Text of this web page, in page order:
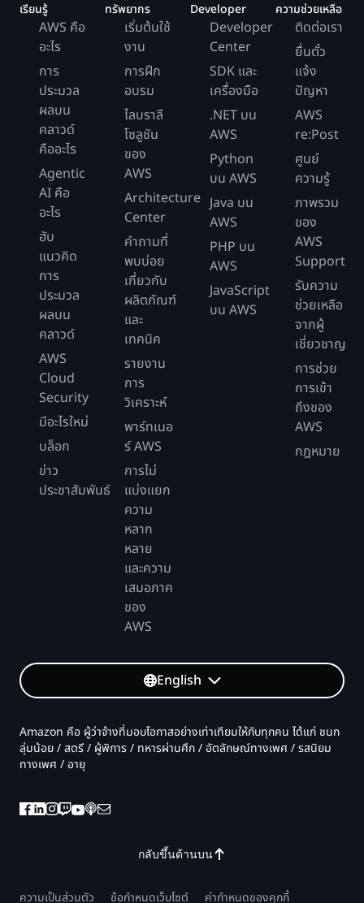
เรียนรู้
AWS คือ
อะไร
การ
ประมวล
ผลบน
คลาวด์
คืออะไร
Agentic
AI คือ
อะไร
ฮับ
แนวคิด
การ
ประมวล
ผลบน
คลาวด์
AWS
Cloud
Security
มีอะไรใหม่
บล็อก
ข่าว
ประชาสัมพันธ์
ทรัพยากร
เริ่มต้นใช้
งาน
การฝึก
อบรม
ไลบราลี
โซลูชัน
ของ
AWS
Architecture
Center
คำถามที่
พบบ่อย
เกี่ยวกับ
ผลิตภัณฑ์
และ
เทคนิค
รายงาน
การ
วิเคราะห์
พาร์ทเนอ
ร์ AWS
การไม่
แบ่งแยก
ความ
หลาก
หลาย
และความ
เสมอภาค
ของ
AWS
Developer
Developer
Center
SDK และ
เครื่องมือ
.NET บน
AWS
Python
บน AWS
Java บน
AWS
PHP บน
AWS
JavaScript
บน AWS
ความช่วยเหลือ
ติดต่อเรา
ยื่นตั๋ว
แจ้ง
ปัญหา
AWS
re:Post
ศูนย์
ความรู้
ภาพรวม
ของ
AWS
Support
รับความ
ช่วยเหลือ
จากผู้
เชี่ยวชาญ
การช่วย
การเข้า
ถึงของ
AWS
กฎหมาย
English
กลับขึ้นด้านบน
Amazon คือ ผู้ว่าจ้างที่มอบโอกาสอย่างเท่าเทียมให้กับทุกคน ได้แก่ ชนก
ลุ่มน้อย / สตรี / ผู้พิการ / ทหารผ่านศึก / อัตลักษณ์ทางเพศ / รสนิยม
ทางเพศ / อายุ
ความเป็นส่วนตัว ข้อกำหนดเว็บไซต์ ค่ากำหนดของคุกกี้